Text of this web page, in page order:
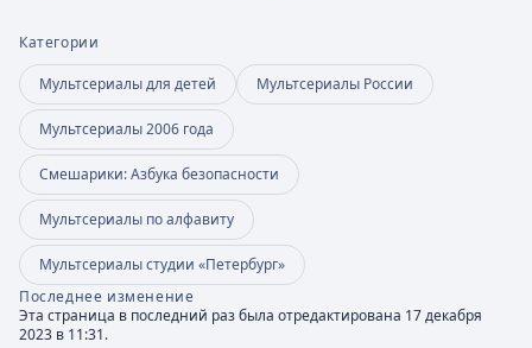
Категории
Мультсериалы для детей Мультсериалы России
Мультсериалы 2006 года
Смешарики: Азбука безопасности
Мультсериалы по алфавиту
Мультсериалы студии «Петербург»
Последнее изменение
Эта страница в последний раз была отредактирована 17 декабря
2023 в 11:31.